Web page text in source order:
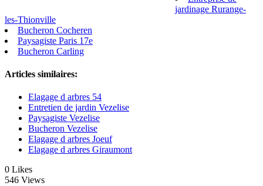
jardinage Rurange-
les-Thionville
Bucheron Cocheren
Paysagiste Paris 17e
Bucheron Carling
Articles similaires:
Elagage d arbres 54
Entretien de jardin Vezelise
Paysagiste Vezelise
Bucheron Vezelise
Elagage d arbres Joeuf
Elagage d arbres Giraumont
0 Likes
546 Views